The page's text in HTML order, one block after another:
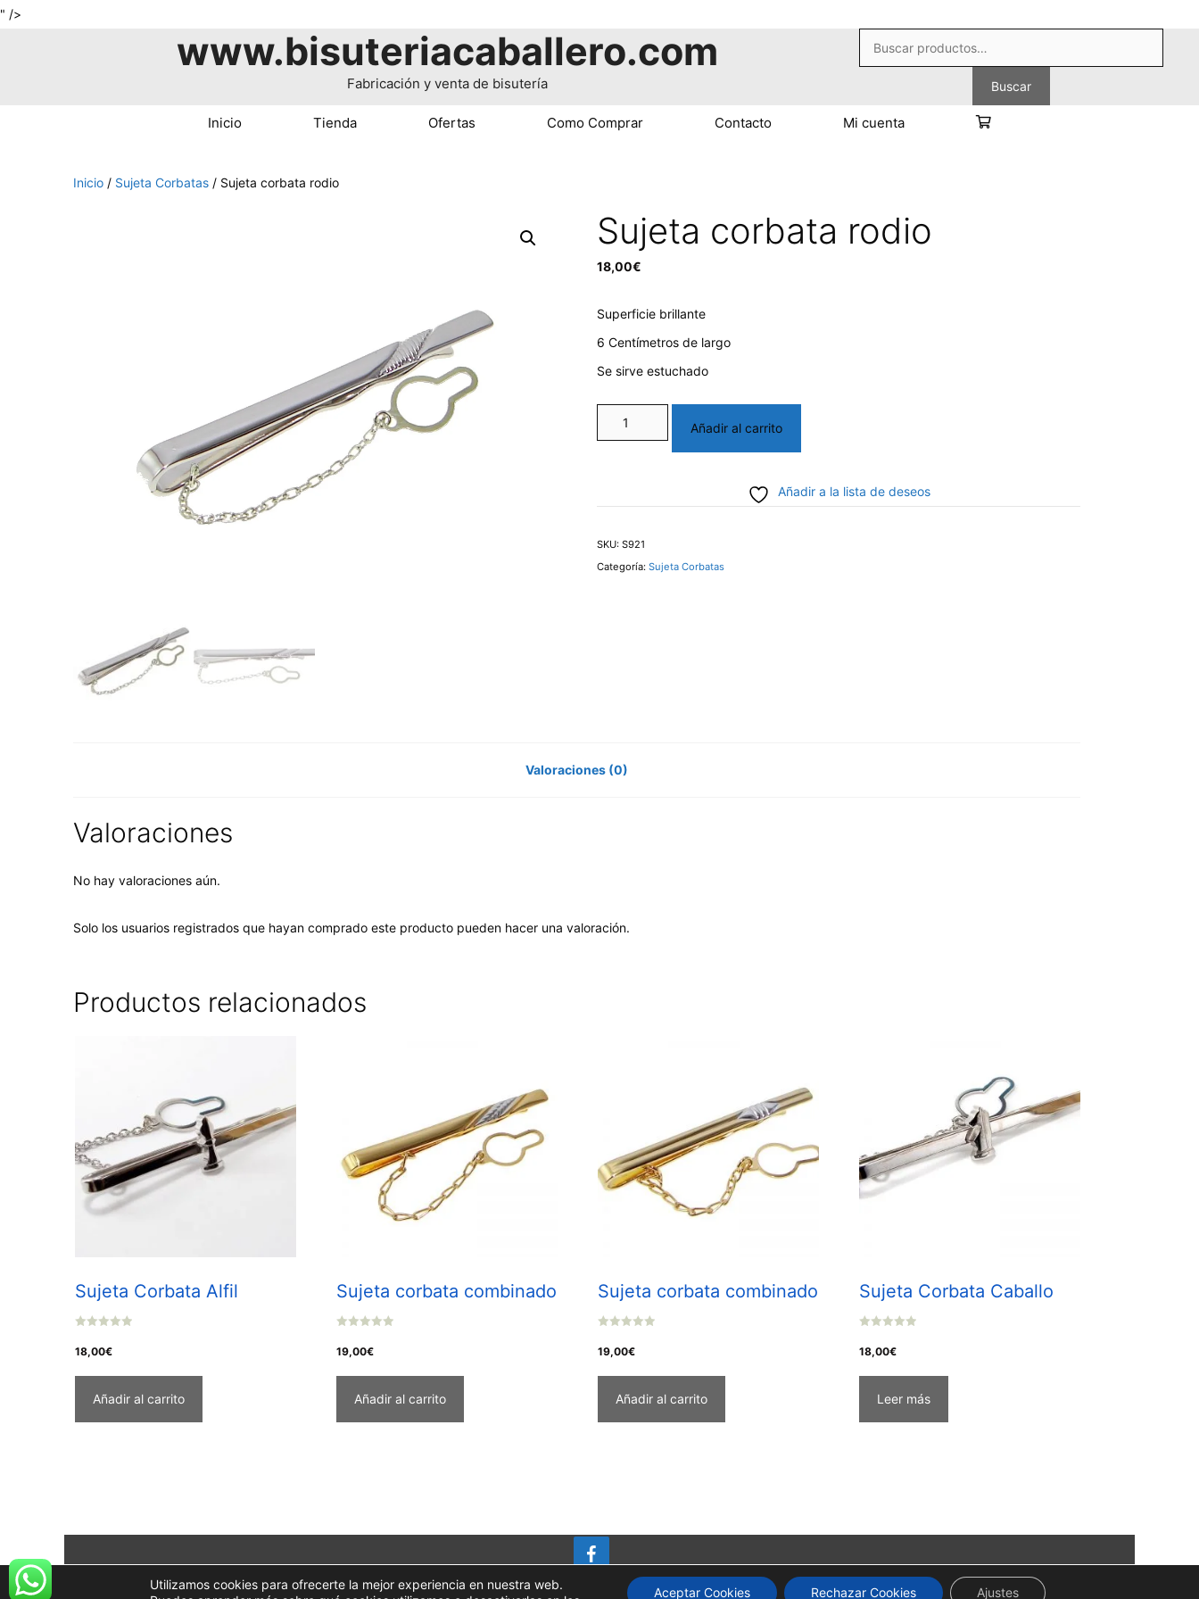
" />
Buscar
por:
Buscar
www.bisuteriacaballero.com
Fabricación y venta de bisutería
Inicio Tienda Ofertas Como Comprar Contacto Mi cuenta
Inicio / Sujeta Corbatas / Sujeta corbata rodio
Sujeta corbata rodio
18,00€
Superficie brillante
6 Centímetros de largo
Se sirve estuchado
Sujeta
corbata
cantidad
Añadir al carrito
Añadir a la lista de deseos
SKU:S921
Categoría:Sujeta Corbatas
Valoraciones (0)
Valoraciones
No hay valoraciones aún.
Solo los usuarios registrados que hayan comprado este producto pueden hacer una valoración.
Productos relacionados
Sujeta Corbata Alfil
o
u
o
18,00€
Añadir al carrito
Sujeta corbata combinado
o
u
o
19,00€
Añadir al carrito
Sujeta corbata combinado
o
u
o
19,00€
Añadir al carrito
Sujeta Corbata Caballo
o
u
o
18,00€
Leer más
Utilizamos cookies para ofrecerte la mejor experiencia en nuestra web.
Aceptar Cookies Rechazar Cookies Ajustes